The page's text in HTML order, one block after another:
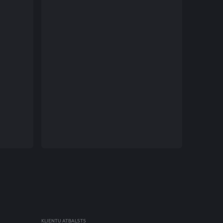
KLIENTU ATBALSTS